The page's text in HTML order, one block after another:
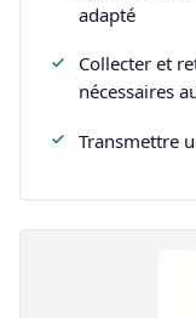
adapté
Collecter et
nécessaires
Transmettre